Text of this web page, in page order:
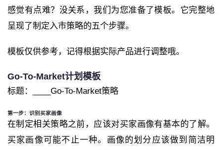
感觉有点难？没关系，我们为您准备了模板。它完整地
呈现了制定入市策略的五个步骤。
模板仅供参考，记得根据实际产品进行调整哦。
Go-To-Market计划模板
标题：____Go-To-Market策略
第一步：识别买家画像
在制定相关策略之前，应该对买家画像有基本的了解。
买家画像可能不止一种。 画像的划分应该做到简洁明